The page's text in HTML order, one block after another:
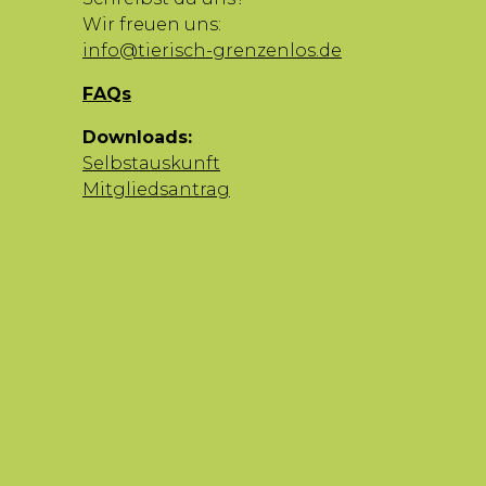
Wir freuen uns:
info@tierisch-grenzenlos.de
FAQs
Downloads:
Selbstauskunft
Mitgliedsantrag